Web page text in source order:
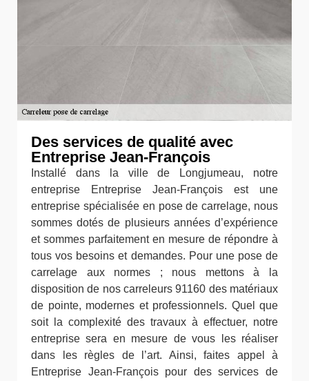
Des services de qualité avec
Entreprise Jean-François
Installé dans la ville de Longjumeau, notre
entreprise Entreprise Jean-François est une
entreprise spécialisée en pose de carrelage, nous
sommes dotés de plusieurs années d’expérience
et sommes parfaitement en mesure de répondre à
tous vos besoins et demandes. Pour une pose de
carrelage aux normes ; nous mettons à la
disposition de nos carreleurs 91160 des matériaux
de pointe, modernes et professionnels. Quel que
soit la complexité des travaux à effectuer, notre
entreprise sera en mesure de vous les réaliser
dans les règles de l’art. Ainsi, faites appel à
Entreprise Jean-François pour des services de